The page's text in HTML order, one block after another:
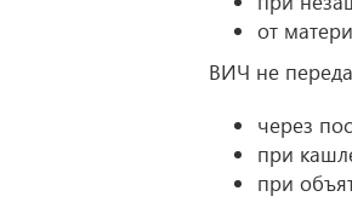
от
ВИЧ не
через
при
при